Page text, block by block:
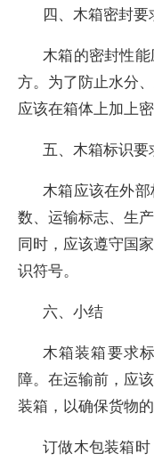
四、木箱密封要
木箱的密封性
方。为了防止水分
应该在箱体上加上密
五、木箱标识要
木箱应该在外
数、运输标志、生
同时，应该遵守国
识符号。
六、小结
木箱装箱要求
障。在运输前，应
装箱，以确保货物
订做木包装箱